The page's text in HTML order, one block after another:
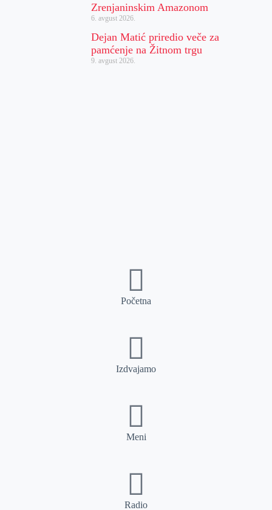
Zrenjaninskim Amazonom
6. avgust 2026.
Dejan Matić priredio veče za
pamćenje na Žitnom trgu
9. avgust 2026.
Početna
Izdvajamo
Meni
Radio